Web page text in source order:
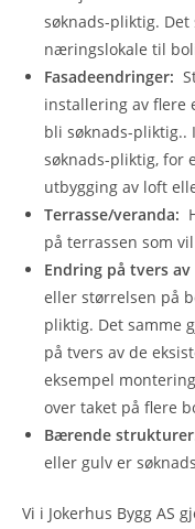
søknads-pliktig.
næringslokale til
Fasadeendringer:
installering av flere
bli søknads-pliktig..
søknads-pliktig, for
utbygging av loft
Terrasse/veranda:
på terrassen som
Endring på tvers
eller størrelsen på
pliktig. Det samme
på tvers av de
eksempel
over taket på flere
Bærende
eller gulv er
Vi i Jokerhus Bygg AS